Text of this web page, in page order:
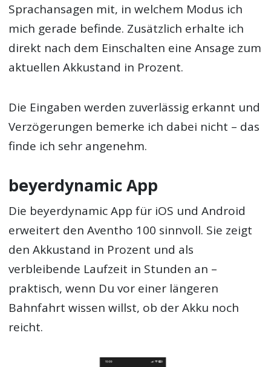
Sprachansagen mit, in welchem Modus ich
mich gerade befinde. Zusätzlich erhalte ich
direkt nach dem Einschalten eine Ansage zum
aktuellen Akkustand in Prozent.
Die Eingaben werden zuverlässig erkannt und
Verzögerungen bemerke ich dabei nicht – das
finde ich sehr angenehm.
beyerdynamic App
Die beyerdynamic App für iOS und Android
erweitert den Aventho 100 sinnvoll. Sie zeigt
den Akkustand in Prozent und als
verbleibende Laufzeit in Stunden an –
praktisch, wenn Du vor einer längeren
Bahnfahrt wissen willst, ob der Akku noch
reicht.